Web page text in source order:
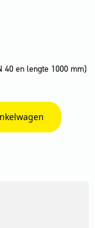
40 en lengte 1000 mm)